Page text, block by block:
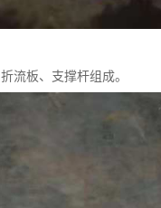
流板、支撑杆组成。